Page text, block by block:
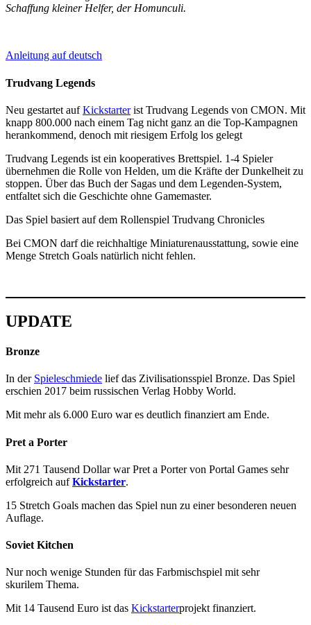
Schaffung kleiner Helfer, der Homunculi.
Anleitung auf deutsch
Trudvang Legends
Neu gestartet aufKickstarterist Trudvang Legends von CMON. Mit
knapp 800.000 nach einem Tag nicht ganz an die Top-Kampagnen
herankommend, denoch mit riesigem Erfolg los gelegt
Trudvang Legends ist ein kooperatives Brettspiel. 1-4 Spieler
übernehmen die Rolle von Helden, um die Kräfte der Dunkelheit zu
stoppen. Über das Buch der Sagas und dem Legenden-System,
entfaltet sich die Geschichte ohne Gamemaster.
Das Spiel basiert auf dem Rollenspiel Trudvang Chronicles
Bei CMON darf die reichhaltige Miniaturenausstattung, sowie eine
Menge Stretch Goals natürlich nicht fehlen.
UPDATE
Bronze
In der Spieleschmiede lief das Zivilisationsspiel Bronze. Das Spiel
erschien 2017 beim russischen Verlag Hobby World.
Mit mehr als 6.000 Euro war es deutlich finanziert am Ende.
Pret a Porter
Mit 271 Tausend Dollar war Pret a Porter von Portal Games sehr
erfolgreich aufKickstarter.
15 Stretch Goals machen das Spiel nun zu einer besonderen neuen
Auflage.
Soviet Kitchen
Nur noch wenige Stunden für das Farbmischspiel mit sehr
skurilem Thema.
Mit 14 Tausend Euro ist das Kickstarterprojekt finanziert.